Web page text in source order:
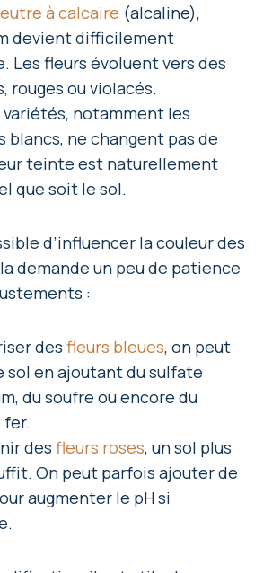
à calcaire (alcaline),
devient difficilement
Les fleurs évoluent vers des
rouges ou violacés.
notamment les
blancs, ne changent pas de
teinte est naturellement
que soit le sol.
d’influencer la couleur des
demande un peu de patience
:
des fleurs bleues, on peut
sol en ajoutant du sulfate
du soufre ou encore du
des fleurs roses, un sol plus
On peut parfois ajouter de
augmenter le pH si